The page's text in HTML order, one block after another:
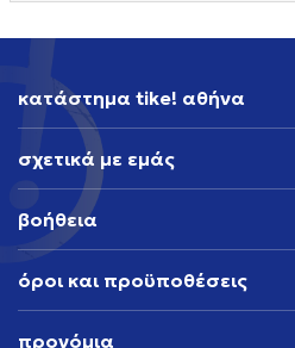
κατάστημα tike! αθήνα
σχετικά με εμάς
βοήθεια
όροι και προϋποθέσεις
προνόμια